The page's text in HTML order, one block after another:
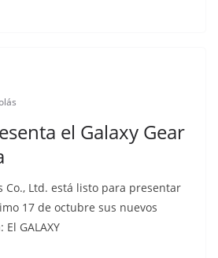
el Galaxy Gear
Co., Ltd. está listo para presentar
17 de octubre sus nuevos
GALAXY